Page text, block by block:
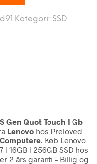
Kategori: SSD
Gen Quot Touch I Gb
Lenovo hos Preloved
. Køb Lenovo
| 16GB | 256GB SSD hos
2 års garanti – Billig og